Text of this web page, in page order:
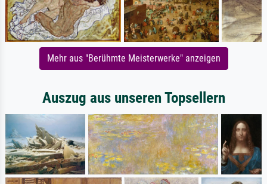
Mehr aus "Berühmte Meisterwerke" anzeigen
Auszug aus unseren Topsellern